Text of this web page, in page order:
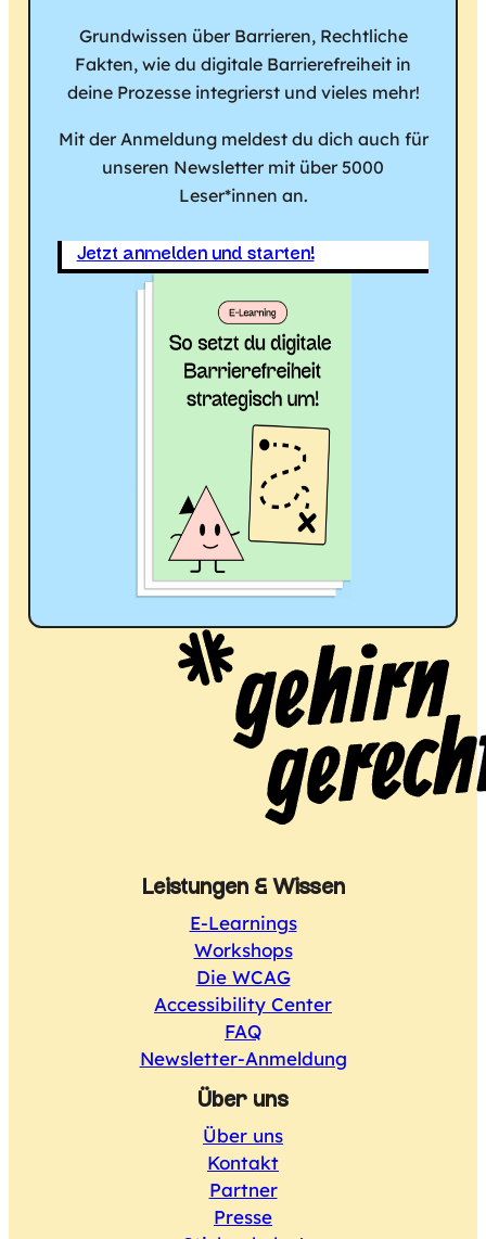
Grundwissen über Barrieren, Rechtliche
Fakten, wie du digitale Barrierefreiheit in
deine Prozesse integrierst und vieles mehr!
Mit der Anmeldung meldest du dich auch für
unseren Newsletter mit über 5000
Leser*innen an.
Jetzt anmelden und starten!
Leistungen & Wissen
E-Learnings
Workshops
Die WCAG
Accessibility Center
FAQ
Newsletter-Anmeldung
Über uns
Über uns
Kontakt
Partner
Presse